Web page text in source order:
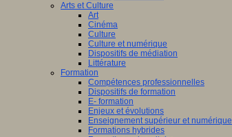
Arts et Culture
Art
Cinéma
Culture
Culture et numérique
Dispositifs de médiation
Littérature
Formation
Compétences professionnelles
Dispositifs de formation
E- formation
Enjeux et évolutions
Enseignement supérieur et numérique
Formations hybrides